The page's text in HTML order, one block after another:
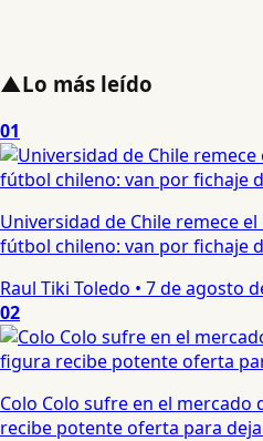
▲Lo más leído
01
Universidad de Chile remece
fútbol chileno: van por fichaje
Raul Tiki Toledo • 7 de agosto
02
Colo Colo sufre en el
recibe potente oferta para